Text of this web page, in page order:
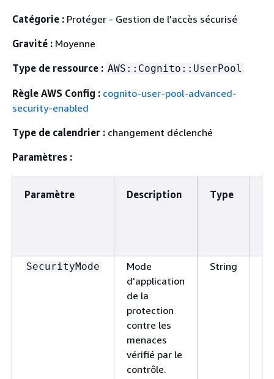
Catégorie : Protéger - Gestion de l'accès sécurisé
Gravité : Moyenne
Type de ressource : AWS::Cognito::UserPool
Règle AWS Config : cognito-user-pool-advanced-
security-enabled
Type de calendrier : changement déclenché
Paramètres :
Paramètre Description Type
SecurityMode
Mode
d'application
de la
protection
contre les
menaces
vérifié par le
contrôle.
String